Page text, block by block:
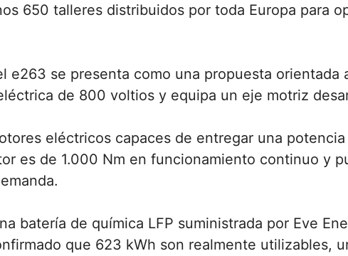
650 talleres distribuidos por toda Europa para
e263 se presenta como una propuesta
de 800 voltios y equipa un eje motriz
eléctricos capaces de entregar una
es de 1.000 Nm en funcionamiento continuo y
batería de química LFP suministrada por Eve
que 623 kWh son realmente utilizables,